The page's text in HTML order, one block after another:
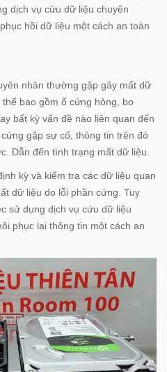
dịch vụ cứu dữ liệu chuyên
hồi dữ liệu một cách an toàn
nhân thường gặp gây mất dữ
bao gồm ổ cứng hỏng, bo
bất kỳ vấn đề nào liên quan đến
gặp sự cố, thông tin trên đó
Dẫn đến tình trạng mất dữ liệu.
kỳ và kiểm tra các dữ liệu quan
dữ liệu do lỗi phần cứng. Tuy
sử dụng dịch vụ cứu dữ liệu
phục lại thông tin một cách an